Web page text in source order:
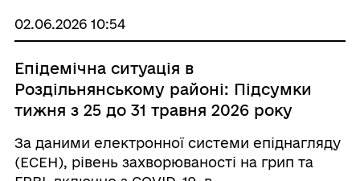
просвітницький за ...
02.06.2026 10:54
Епідемічна ситуація в
Роздільнянському районі: Підсумки
тижня з 25 до 31 травня 2026 року
За даними електронної системи епіднагляду
(ЕСЕН), рівень захворюваності на грип та